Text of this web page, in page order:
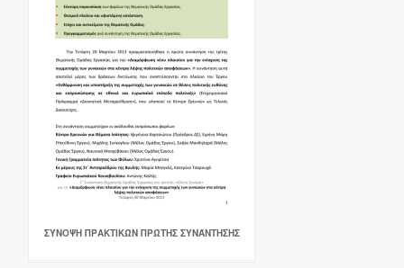
ΣΎΝΟΨΗ ΠΡΑΚΤΙΚΏΝ ΠΡΏΤΗΣ ΣΥΝΆΝΤΗΣΗΣ